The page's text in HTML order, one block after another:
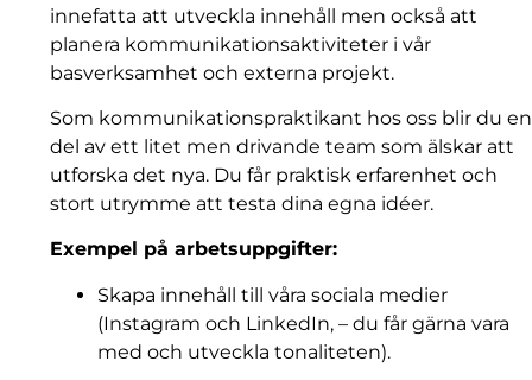
innefatta att utveckla innehåll men också att
planera kommunikationsaktiviteter i vår
basverksamhet och externa projekt.
Som kommunikationspraktikant hos oss blir du en
del av ett litet men drivande team som älskar att
utforska det nya. Du får praktisk erfarenhet och
stort utrymme att testa dina egna idéer.
Exempel på arbetsuppgifter:
Skapa innehåll till våra sociala medier
(Instagram och LinkedIn, – du får gärna vara
med och utveckla tonaliteten).